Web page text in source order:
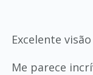
Excelente
Me parece